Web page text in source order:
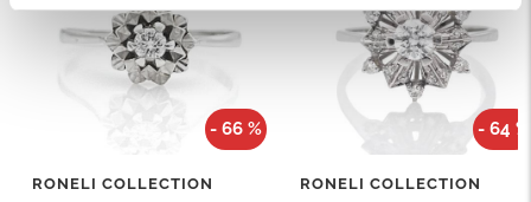
- 66 %
RONELI COLLECTION
- 64 %
RONELI COLLECTION